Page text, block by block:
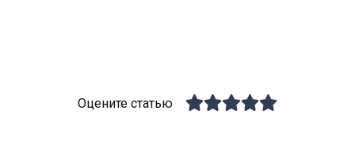
Оцените статью